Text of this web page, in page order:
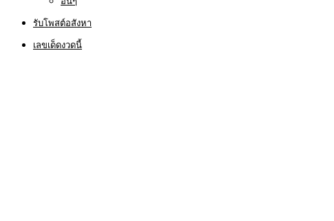
รับโพสต์อสังหา
เลขเด็ดงวดนี้